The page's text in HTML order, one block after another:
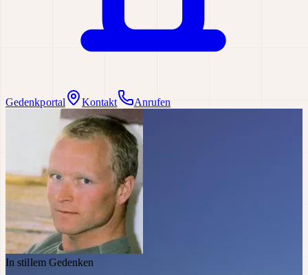
Gedenkportal Kontakt Anrufen
In stillem Gedenken